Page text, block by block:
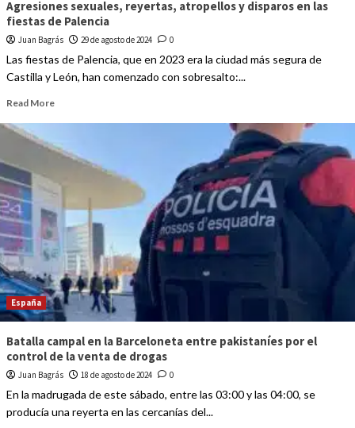
Agresiones sexuales, reyertas, atropellos y disparos en las
fiestas de Palencia
Juan Bagrás 29 de agosto de 2024 0
Las fiestas de Palencia, que en 2023 era la ciudad más segura de
Castilla y León, han comenzado con sobresalto:...
Read More
España
Batalla campal en la Barceloneta entre pakistaníes por el
control de la venta de drogas
Juan Bagrás 18 de agosto de 2024 0
En la madrugada de este sábado, entre las 03:00 y las 04:00, se
producía una reyerta en las cercanías del...